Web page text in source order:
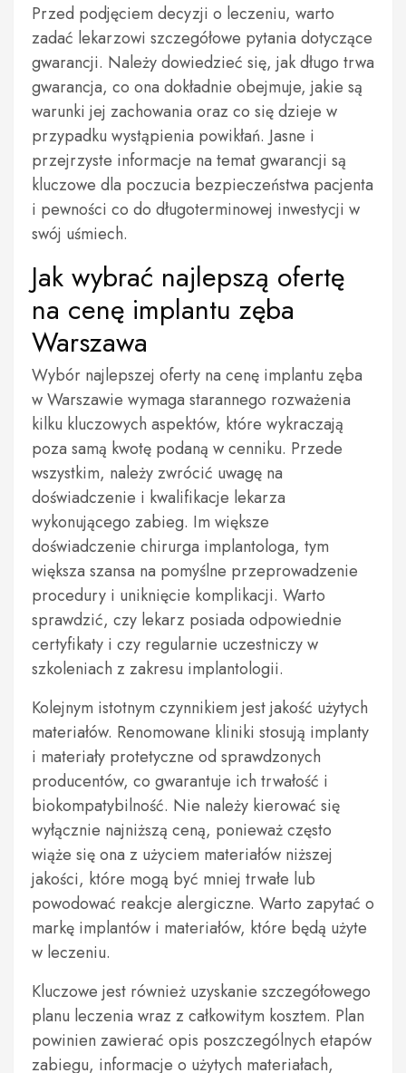
Przed podjęciem decyzji o leczeniu, warto
zadać lekarzowi szczegółowe pytania dotyczące
gwarancji. Należy dowiedzieć się, jak długo trwa
gwarancja, co ona dokładnie obejmuje, jakie są
warunki jej zachowania oraz co się dzieje w
przypadku wystąpienia powikłań. Jasne i
przejrzyste informacje na temat gwarancji są
kluczowe dla poczucia bezpieczeństwa pacjenta
i pewności co do długoterminowej inwestycji w
swój uśmiech.
Jak wybrać najlepszą ofertę
na cenę implantu zęba
Warszawa
Wybór najlepszej oferty na cenę implantu zęba
w Warszawie wymaga starannego rozważenia
kilku kluczowych aspektów, które wykraczają
poza samą kwotę podaną w cenniku. Przede
wszystkim, należy zwrócić uwagę na
doświadczenie i kwalifikacje lekarza
wykonującego zabieg. Im większe
doświadczenie chirurga implantologa, tym
większa szansa na pomyślne przeprowadzenie
procedury i uniknięcie komplikacji. Warto
sprawdzić, czy lekarz posiada odpowiednie
certyfikaty i czy regularnie uczestniczy w
szkoleniach z zakresu implantologii.
Kolejnym istotnym czynnikiem jest jakość użytych
materiałów. Renomowane kliniki stosują implanty
i materiały protetyczne od sprawdzonych
producentów, co gwarantuje ich trwałość i
biokompatybilność. Nie należy kierować się
wyłącznie najniższą ceną, ponieważ często
wiąże się ona z użyciem materiałów niższej
jakości, które mogą być mniej trwałe lub
powodować reakcje alergiczne. Warto zapytać o
markę implantów i materiałów, które będą użyte
w leczeniu.
Kluczowe jest również uzyskanie szczegółowego
planu leczenia wraz z całkowitym kosztem. Plan
powinien zawierać opis poszczególnych etapów
zabiegu, informacje o użytych materiałach,